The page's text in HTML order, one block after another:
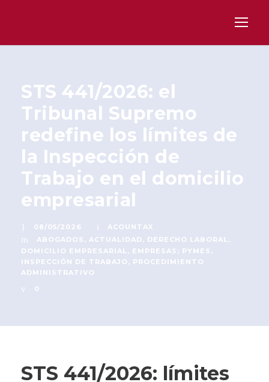
STS 441/2026: el
Tribunal Supremo
redefine los límites de
la Inspección de
Trabajo en el domicilio
empresarial
08/05/2026
ACOUNTAX
ABOGADOS , ACTUALIDAD , DERECHO LABORAL ,
DOMICILIO EMPRESARIAL , EMPRESAS; PYMES ,
INSPECCIÓN DE TRABAJO , PROCEDIMIENTO
ADMINISTRATIVO
0
STS 441/2026: límites